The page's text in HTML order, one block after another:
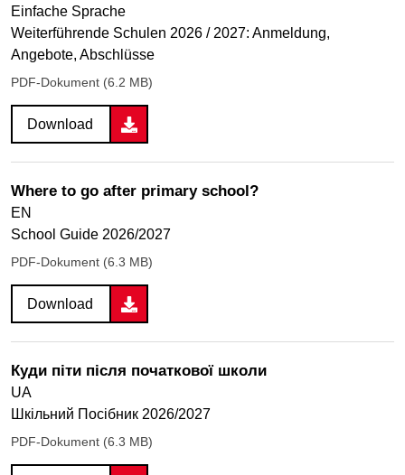
Einfache Sprache
Weiterführende Schulen 2026 / 2027: Anmeldung,
Angebote, Abschlüsse
PDF-Dokument (6.2 MB)
Download
Where to go after primary school?
EN
School Guide 2026/2027
PDF-Dokument (6.3 MB)
Download
Куди піти після початкової школи
UA
Шкільний Посібник 2026/2027
PDF-Dokument (6.3 MB)